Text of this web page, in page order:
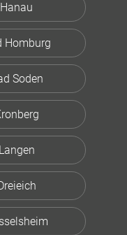
Homburg
Soden